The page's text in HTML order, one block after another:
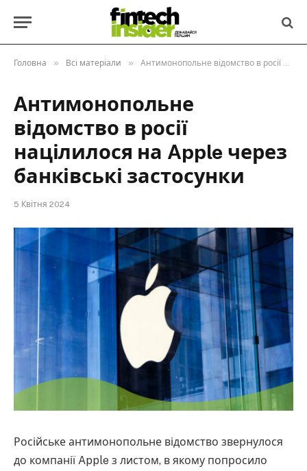
Головна » Всі матеріали » Антимонопольне відомство в росії націлилося на Apple через банківські застосунки
Антимонопольне
відомство в росії
націлилося на Apple через
банківські застосунки
5 Квітня 2024
Російське антимонопольне відомство звернулося
до компанії Apple з листом, в якому попросило